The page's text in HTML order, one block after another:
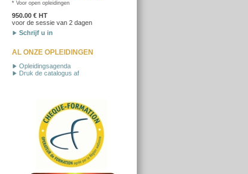
* Voor open opleidingen
950.00 € HT
voor de sessie van 2 dagen
Schrijf u in
AL ONZE OPLEIDINGEN
Opleidingsagenda
Druk de catalogus af